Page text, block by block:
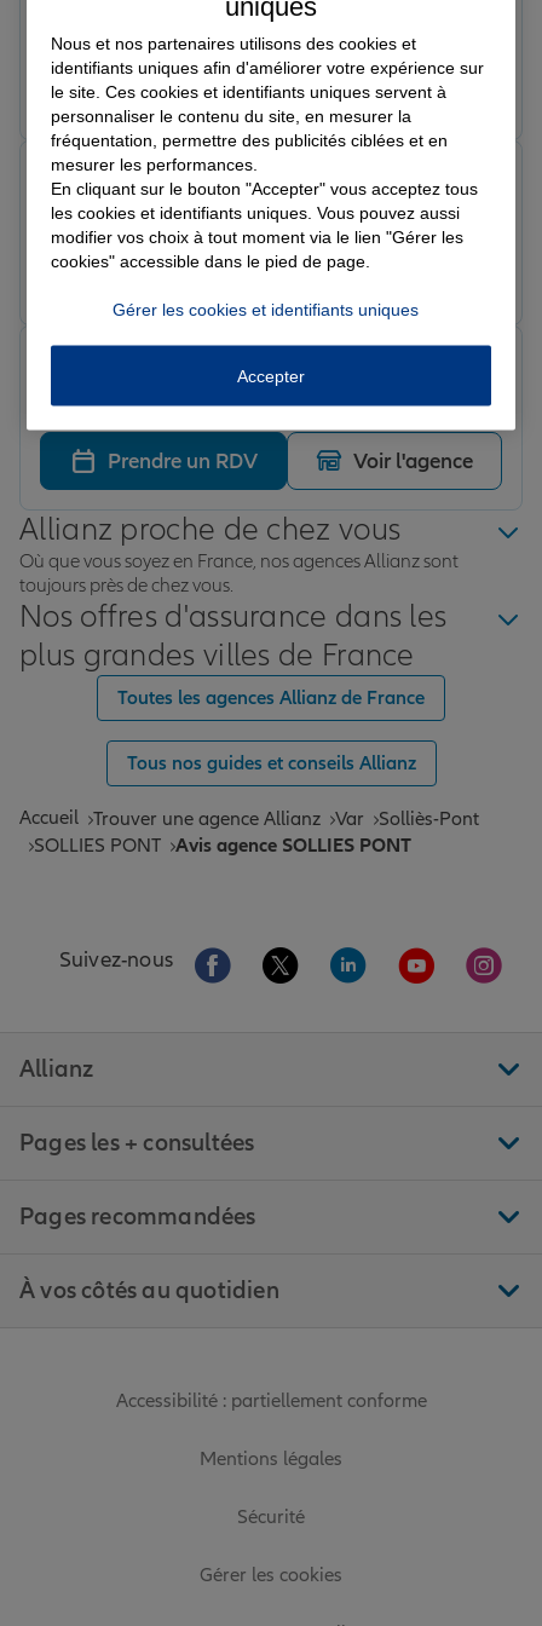
MIEUX VOUS CONSEILLER...JE RACCOMANDE
Prendre un RDV Voir l'agence
Note de 5 sur 5
Le 02/04/2026 - Agence SOLLIES PONT
FRANCOISE B.
Prendre un RDV Voir l'agence
Le 11/02/2026 - Agence SOLLIES PONT
Prendre un RDV Voir l'agence
Allianz proche de chez vous
Où que vous soyez en France, nos agences Allianz sont
toujours près de chez vous.
Nos offres d'assurance dans les
plus grandes villes de France
Toutes les agences Allianz de France
Tous nos guides et conseils Allianz
Accueil Trouver une agence Allianz Var
Solliès-Pont
SOLLIES PONT Avis agence SOLLIES PONT
Suivez-nous Aller sur la page Facebook de Allianz
Aller sur la page Twitter de
Aller sur la page
Aller sur la
Aller
Allianz
Pages les + consultées
Pages recommandées
À vos côtés au quotidien
Accessibilité : partiellement conforme
Mentions légales
Sécurité
Gérer les cookies
uniques
Nous et nos partenaires utilisons des cookies et
identifiants uniques afin d'améliorer votre expérience sur
le site. Ces cookies et identifiants uniques servent à
personnaliser le contenu du site, en mesurer la
fréquentation, permettre des publicités ciblées et en
mesurer les performances.
En cliquant sur le bouton "Accepter" vous acceptez tous
les cookies et identifiants uniques. Vous pouvez aussi
modifier vos choix à tout moment via le lien "Gérer les
cookies" accessible dans le pied de page.
Gérer les cookies et identifiants uniques
Accepter